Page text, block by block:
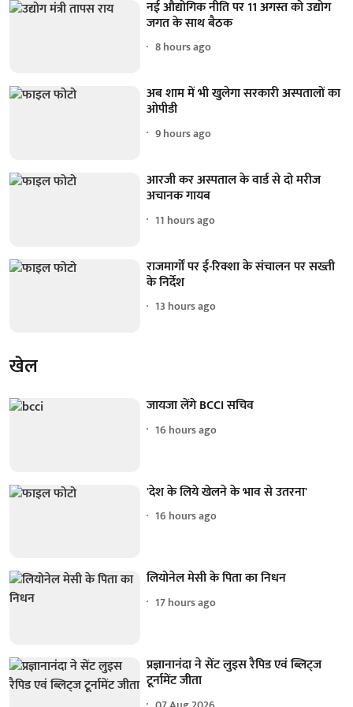
नई औद्योगिक नीति पर 11 अगस्त को उद्योग
जगत के साथ बैठक
8 hours ago
अब शाम में भी खुलेगा सरकारी अस्पतालों का
ओपीडी
9 hours ago
आरजी कर अस्पताल के वार्ड से दो मरीज
अचानक गायब
11 hours ago
राजमार्गों पर ई-रिक्शा के संचालन पर सख्ती
के निर्देश
13 hours ago
खेल
जायजा लेंगे BCCI सचिव
16 hours ago
'देश के लिये खेलने के भाव से उतरना'
16 hours ago
लियोनेल मेसी के पिता का निधन
17 hours ago
प्रज्ञानानंदा ने सेंट लुइस रैपिड एवं ब्लिट्ज
टूर्नामेंट जीता